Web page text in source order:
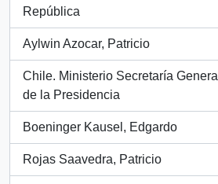
República
, 14 results
Aylwin Azocar, Patricio
, 8 results
Chile. Ministerio Secretaría General
de la Presidencia
, 4 results
Boeninger Kausel, Edgardo
, 2 results
Rojas Saavedra, Patricio
, 2 results